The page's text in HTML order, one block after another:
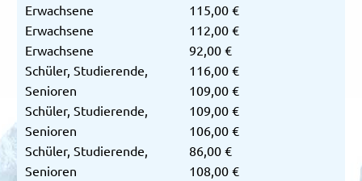
Erwachsene
Erwachsene
Erwachsene
Schüler, Studierende,
Senioren
Schüler, Studierende,
Senioren
Schüler, Studierende,
Senioren
115,00 €
112,00 €
92,00 €
116,00 €
109,00 €
109,00 €
106,00 €
86,00 €
108,00 €